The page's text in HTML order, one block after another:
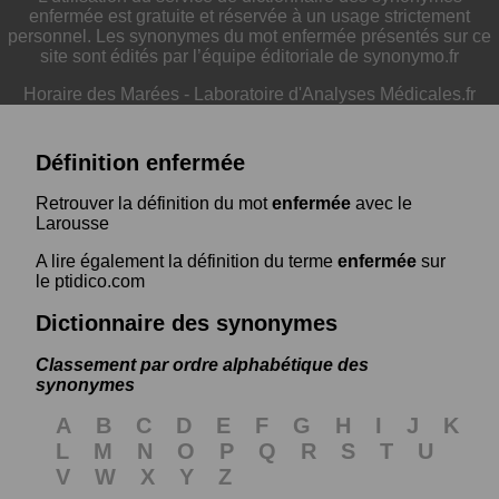
enfermée est gratuite et réservée à un usage strictement
personnel. Les synonymes du mot enfermée présentés sur ce
site sont édités par l’équipe éditoriale de synonymo.fr
Horaire des Marées - Laboratoire d'Analyses Médicales.fr
Définition enfermée
Retrouver la définition du motenfermée avec le
Larousse
A lire également la définition du terme enfermée sur
le ptidico.com
Dictionnaire des synonymes
Classement par ordre alphabétique des
synonymes
A B C D E F G H I J
K
L
M N O P Q R S T
U
V
W X Y Z